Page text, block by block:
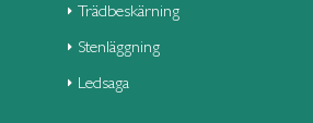
Trädbeskärning
Stenläggning
Ledsaga